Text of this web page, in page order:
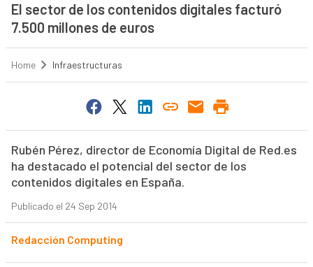
El sector de los contenidos digitales facturó
7.500 millones de euros
Home Infraestructuras
Rubén Pérez, director de Economía Digital de Red.es
ha destacado el potencial del sector de los
contenidos digitales en España.
Publicado el 24 Sep 2014
Redacción Computing